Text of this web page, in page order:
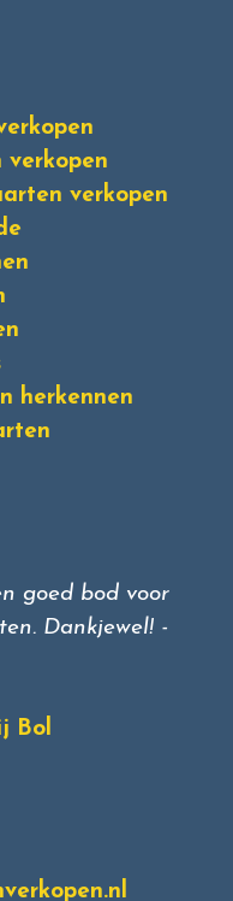
verkopen
verkopen
herkennen
goed bod voor
Dankjewel! -
Bol